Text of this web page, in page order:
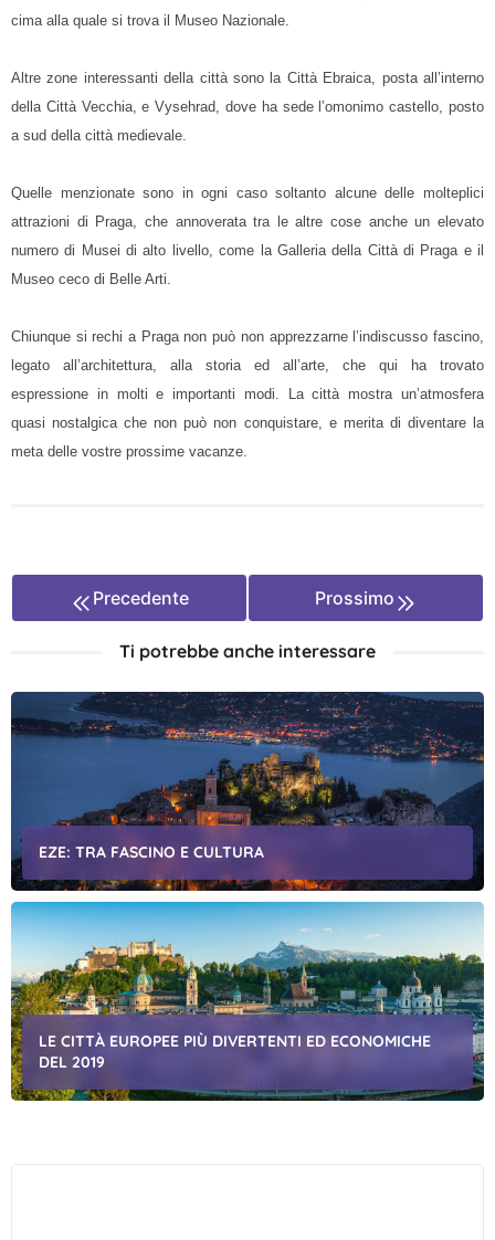
cima alla quale si trova il Museo Nazionale.
Altre zone interessanti della città sono la Città Ebraica, posta all’interno
della Città Vecchia, e Vysehrad, dove ha sede l’omonimo castello, posto
a sud della città medievale.
Quelle menzionate sono in ogni caso soltanto alcune delle molteplici
attrazioni di Praga, che annoverata tra le altre cose anche un elevato
numero di Musei di alto livello, come la Galleria della Città di Praga e il
Museo ceco di Belle Arti.
Chiunque si rechi a Praga non può non apprezzarne l’indiscusso fascino,
legato all’architettura, alla storia ed all’arte, che qui ha trovato
espressione in molti e importanti modi. La città mostra un’atmosfera
quasi nostalgica che non può non conquistare, e merita di diventare la
meta delle vostre prossime vacanze.
Precedente Prossimo
Ti potrebbe anche interessare
EZE: TRA FASCINO E CULTURA
LE CITTÀ EUROPEE PIÙ DIVERTENTI ED ECONOMICHE
DEL 2019